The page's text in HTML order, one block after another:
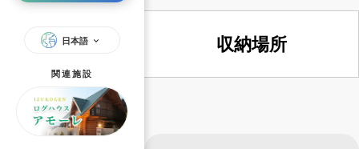
日本語
関連施設
収納場所